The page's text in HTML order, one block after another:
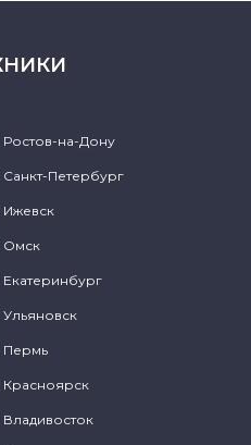
Ростов-на-Дону
Санкт-Петербург
Ижевск
Омск
Екатеринбург
Ульяновск
Пермь
Красноярск
Владивосток